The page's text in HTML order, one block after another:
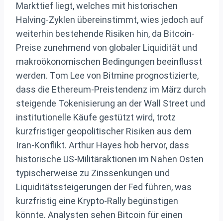
Markttief liegt, welches mit historischen
Halving-Zyklen übereinstimmt, wies jedoch auf
weiterhin bestehende Risiken hin, da Bitcoin-
Preise zunehmend von globaler Liquidität und
makroökonomischen Bedingungen beeinflusst
werden. Tom Lee von Bitmine prognostizierte,
dass die Ethereum-Preistendenz im März durch
steigende Tokenisierung an der Wall Street und
institutionelle Käufe gestützt wird, trotz
kurzfristiger geopolitischer Risiken aus dem
Iran-Konflikt. Arthur Hayes hob hervor, dass
historische US-Militäraktionen im Nahen Osten
typischerweise zu Zinssenkungen und
Liquiditätssteigerungen der Fed führen, was
kurzfristig eine Krypto-Rally begünstigen
könnte. Analysten sehen Bitcoin für einen